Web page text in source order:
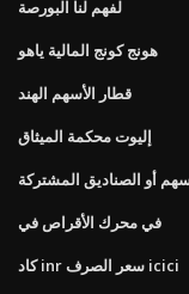
لفهم لنا البورصة
هونج كونج المالية ياهو
قطار الأسهم الهند
إليوت محكمة الميثاق
أو الصناديق المشتركة
في محرك الأقراص في
كاد inr سعر الصرف icici